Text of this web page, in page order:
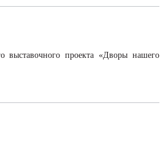
выставочного проекта «Дворы нашего